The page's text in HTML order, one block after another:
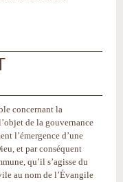
concernant la
de la gouvernance
l’émergence d’une
et par conséquent
qu’il s’agisse du
au nom de l’Évangile